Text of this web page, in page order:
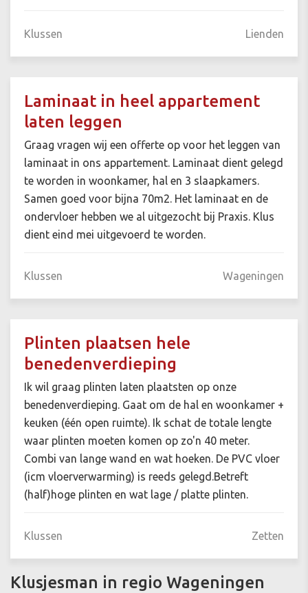
Klussen Lienden
Laminaat in heel appartement
laten leggen
Graag vragen wij een offerte op voor het leggen van
laminaat in ons appartement. Laminaat dient gelegd
te worden in woonkamer, hal en 3 slaapkamers.
Samen goed voor bijna 70m2. Het laminaat en de
ondervloer hebben we al uitgezocht bij Praxis. Klus
dient eind mei uitgevoerd te worden.
Klussen Wageningen
Plinten plaatsen hele
benedenverdieping
Ik wil graag plinten laten plaatsten op onze
benedenverdieping. Gaat om de hal en woonkamer +
keuken (één open ruimte). Ik schat de totale lengte
waar plinten moeten komen op zo'n 40 meter.
Combi van lange wand en wat hoeken. De PVC vloer
(icm vloerverwarming) is reeds gelegd.Betreft
(half)hoge plinten en wat lage / platte plinten.
Klussen Zetten
Klusjesman in regio Wageningen